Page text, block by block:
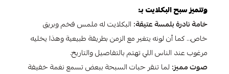
وتتميز سبح البكلايت بـ:
خامة نادرة بلمسة عتيقة:البكلايت له ملمس فخم وبريق
خاص… كما أن لونه يتغير مع الزمن بطريقة طبيعية وهذا يخليه
مرغوب عند الناس اللي تهتم بالتفاصيل والتاريخ.
صوت مميز:لما تنقر حبات السبحة ببعض تسمع نغمة خفيفة